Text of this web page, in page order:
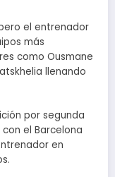
el entrenador
más
como Ousmane
llenando
por segunda
el Barcelona
en